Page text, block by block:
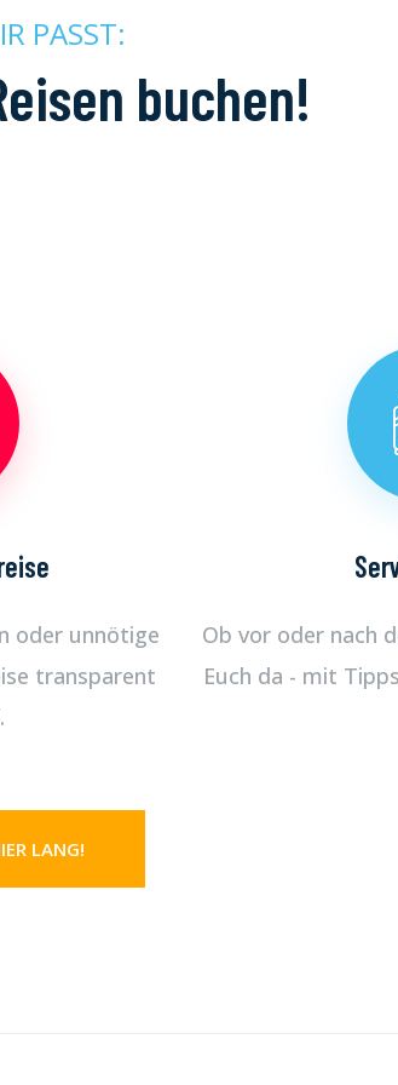
PASST:
buchen!
oder unnötige
transparent
Ob vor oder nach
Euch da - mit
LANG!